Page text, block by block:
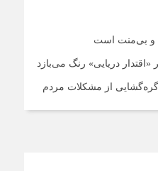
و بی‌منت است
«اقتدار دریایی» رنگ می‌بازد
گره‌گشایی از مشکلات مردم